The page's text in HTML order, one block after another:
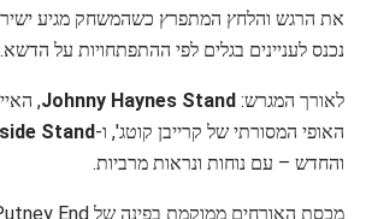
את הרגש והלחץ המתפרץ כשהמשחק מגיע
נכנס לעניינים בגלים לפי ההתפתחויות על הדשא.
לאורך המגרש: Johnny Haynes Stand
,
האופי המסורתי של קרייבן קוטג', ו-Stand
והחדש – עם נוחות ונראות מרביות.